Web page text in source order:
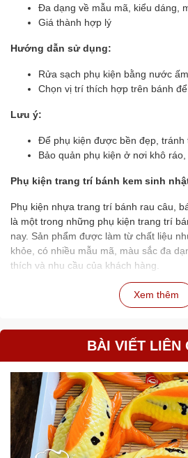
Đa dạng về mẫu mã, kiểu dáng,
Giá thành hợp lý
Hướng dẫn sử dụng:
Rửa sạch phụ kiện bằng nước
Chọn vị trí thích hợp trên bánh
Lưu ý:
Để phụ kiện được bền đẹp, tránh
Bảo quản phụ kiện ở nơi khô
Phụ kiện trang trí bánh kem sinh
Phụ kiện nhựa trang trí bánh rau câu,
là một trong những phụ kiện trang trí
nay. Sản phẩm được làm từ chất liệu
khỏe, có nhiều mẫu mã, màu sắc đa
thích và nhu cầu của khách hàng.
Xem thêm
BÀI VIẾT LIÊN